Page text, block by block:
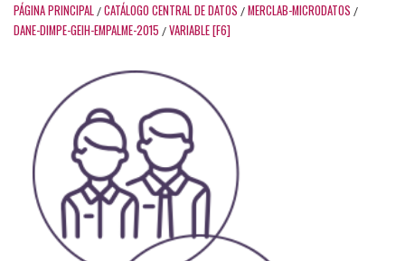
PÁGINA PRINCIPAL / CATÁLOGO CENTRAL DE DATOS / MERCLAB-MICRODATOS /
DANE-DIMPE-GEIH-EMPALME-2015 / VARIABLE [F6]